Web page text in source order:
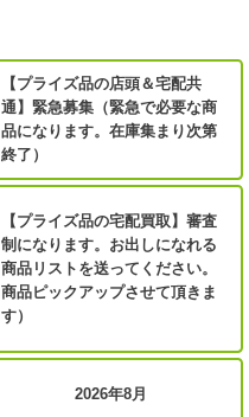
【プライズ品の店頭＆宅配共
通】緊急募集（緊急で必要な商
品になります。在庫集まり次第
終了）
【プライズ品の宅配買取】審査
制になります。お出しになれる
商品リストを送ってください。
商品ピックアップさせて頂きま
す）
2026年8月